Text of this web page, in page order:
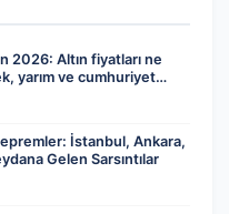
2026: Altın fiyatları ne
yarım ve cumhuriyet
İstanbul, Ankara,
Gelen Sarsıntılar